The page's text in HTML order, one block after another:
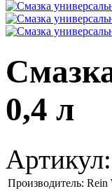
0,4 л
Артикул:
Производитель: Rein